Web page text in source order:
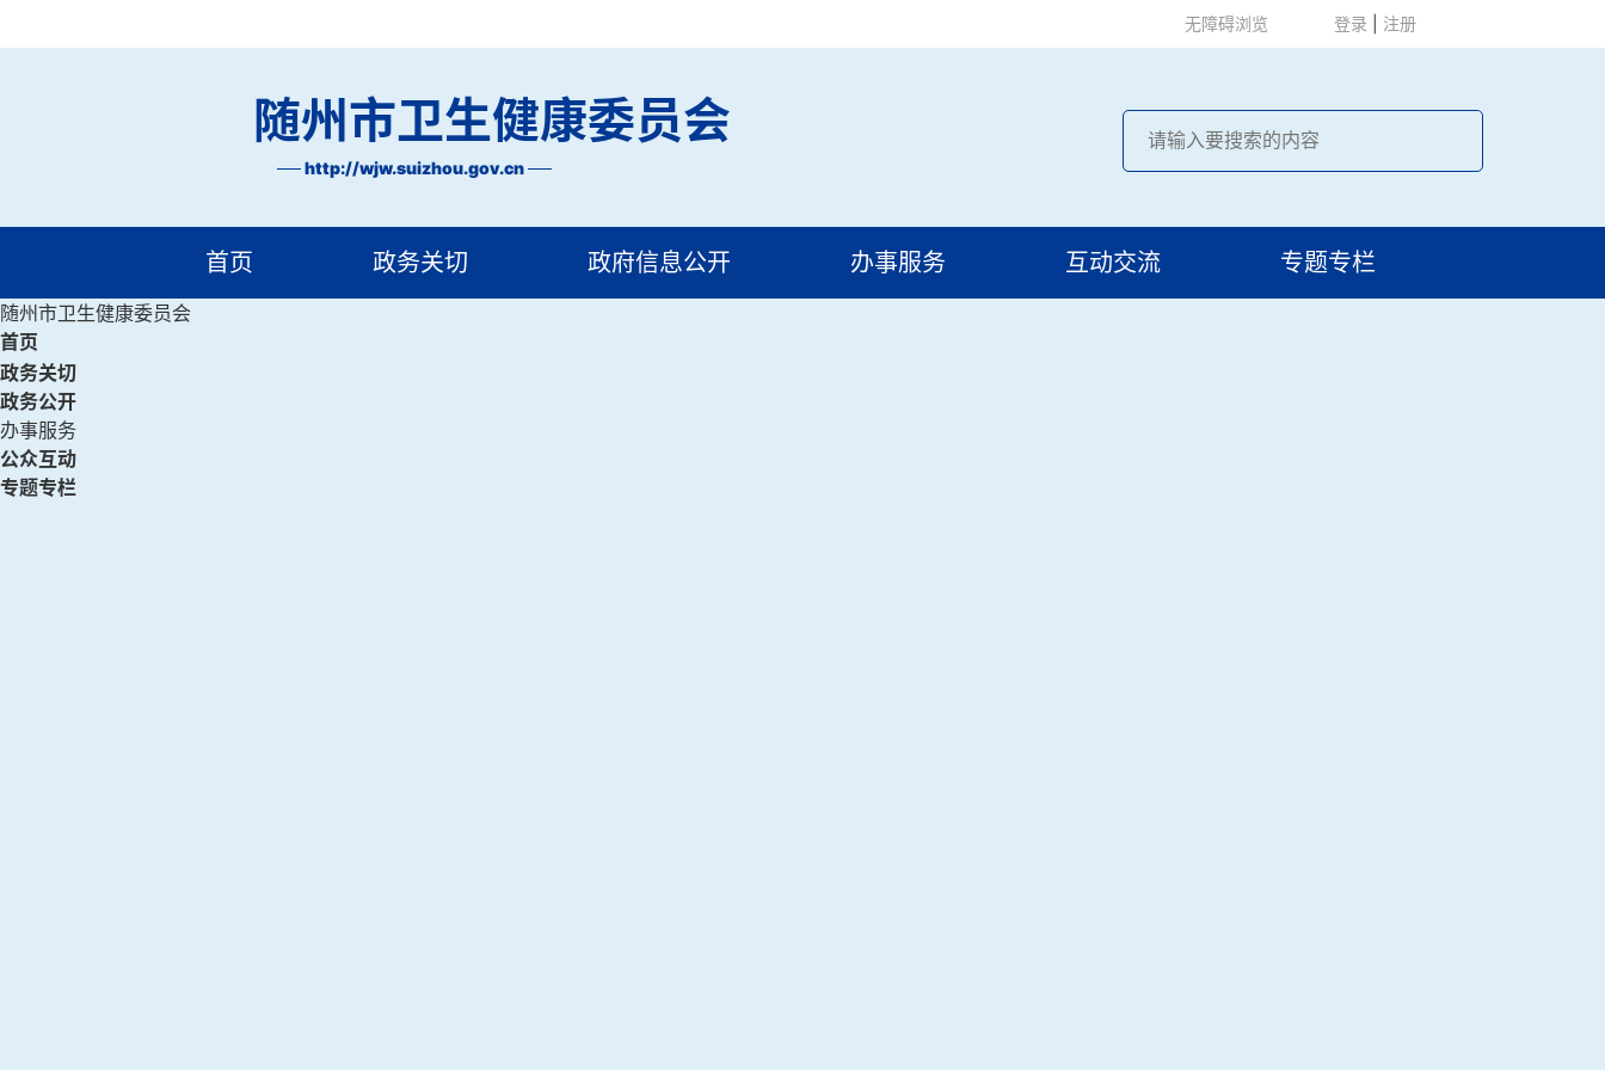
登录 注册
无障碍浏览
随州市卫生健康委员会
http://wjw.suizhou.gov.cn
首页 政务关切 政府信息公开 办事服务 互动交流 专题专栏
随州市卫生健康委员会
首页
政务关切
政务公开
办事服务
公众互动
专题专栏